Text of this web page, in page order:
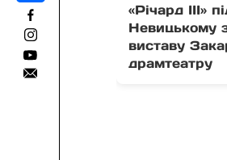
«Річард ІІІ»
Невицькому
виставу
драмтеатру